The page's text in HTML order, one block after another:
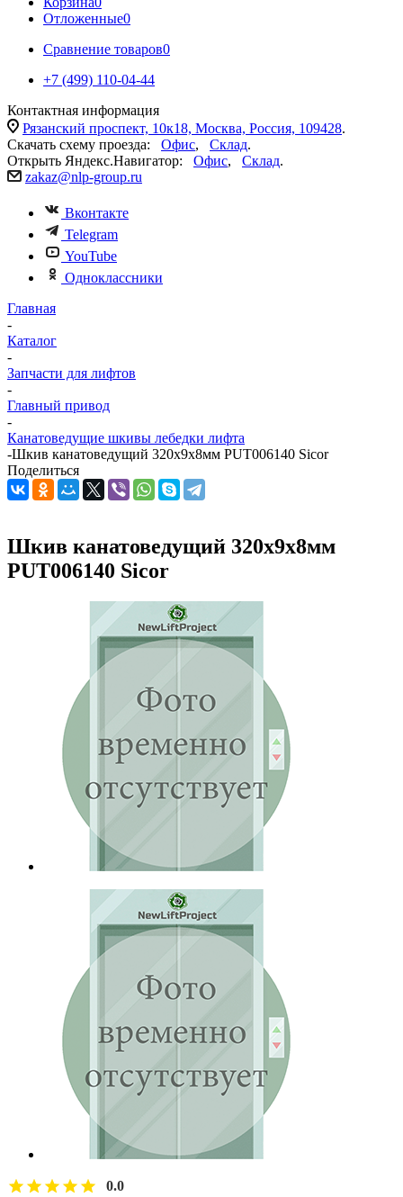
Отложенные0
Сравнение товаров0
+7 (499) 110-04-44
Контактная информация
Рязанский проспект, 10к18, Москва, Россия, 109428.
Скачать схему проезда: Офис, Склад.
Открыть Яндекс.Навигатор: Офис, Склад.
zakaz@nlp-group.ru
Вконтакте
Telegram
YouTube
Одноклассники
Главная
-
Каталог
-
Запчасти для лифтов
-
Главный привод
-
Канатоведущие шкивы лебедки лифта
-Шкив канатоведущий 320х9х8мм PUT006140 Sicor
Поделиться
Шкив канатоведущий 320х9х8мм
PUT006140 Sicor
0.0